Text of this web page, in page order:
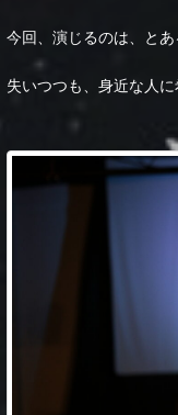
今回、演じるのは、とあ
失いつつも、身近な人